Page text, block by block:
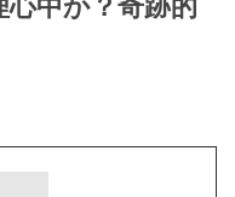
中か？奇跡的